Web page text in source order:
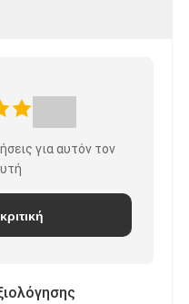
για αυτόν τον